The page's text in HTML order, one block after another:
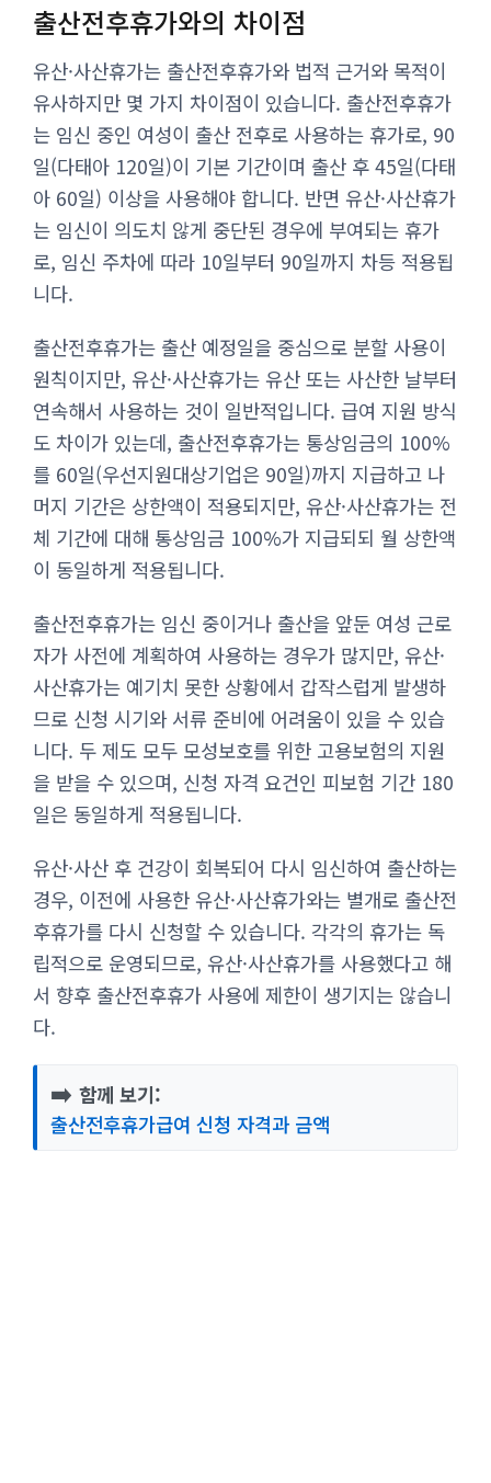
출산전후휴가와의 차이점
유산·사산휴가는 출산전후휴가와 법적 근거와 목적이
유사하지만 몇 가지 차이점이 있습니다. 출산전후휴가
는 임신 중인 여성이 출산 전후로 사용하는 휴가로, 90
일(다태아 120일)이 기본 기간이며 출산 후 45일(다태
아 60일) 이상을 사용해야 합니다. 반면 유산·사산휴가
는 임신이 의도치 않게 중단된 경우에 부여되는 휴가
로, 임신 주차에 따라 10일부터 90일까지 차등 적용됩
니다.
출산전후휴가는 출산 예정일을 중심으로 분할 사용이
원칙이지만, 유산·사산휴가는 유산 또는 사산한 날부터
연속해서 사용하는 것이 일반적입니다. 급여 지원 방식
도 차이가 있는데, 출산전후휴가는 통상임금의 100%
를 60일(우선지원대상기업은 90일)까지 지급하고 나
머지 기간은 상한액이 적용되지만, 유산·사산휴가는 전
체 기간에 대해 통상임금 100%가 지급되되 월 상한액
이 동일하게 적용됩니다.
출산전후휴가는 임신 중이거나 출산을 앞둔 여성 근로
자가 사전에 계획하여 사용하는 경우가 많지만, 유산·
사산휴가는 예기치 못한 상황에서 갑작스럽게 발생하
므로 신청 시기와 서류 준비에 어려움이 있을 수 있습
니다. 두 제도 모두 모성보호를 위한 고용보험의 지원
을 받을 수 있으며, 신청 자격 요건인 피보험 기간 180
일은 동일하게 적용됩니다.
유산·사산 후 건강이 회복되어 다시 임신하여 출산하는
경우, 이전에 사용한 유산·사산휴가와는 별개로 출산전
후휴가를 다시 신청할 수 있습니다. 각각의 휴가는 독
립적으로 운영되므로, 유산·사산휴가를 사용했다고 해
서 향후 출산전후휴가 사용에 제한이 생기지는 않습니
다.
➡️ 함께 보기:
출산전후휴가급여 신청 자격과 금액